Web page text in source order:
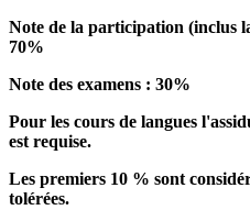
Note de la participation (inclus
70%
Note des examens : 30%
Pour les cours de langues
est requise.
Les premiers 10 % sont
tolérées.